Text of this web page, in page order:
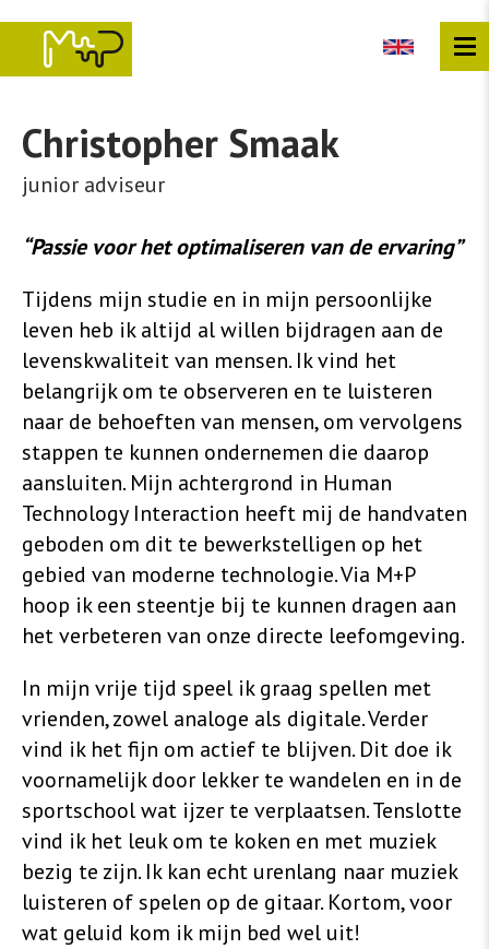
de
Christopher Smaak
junior adviseur
“Passie voor het optimaliseren van de ervaring”
Tijdens mijn studie en in mijn persoonlijke
leven heb ik altijd al willen bijdragen aan de
levenskwaliteit van mensen. Ik vind het
belangrijk om te observeren en te luisteren
naar de behoeften van mensen, om vervolgens
stappen te kunnen ondernemen die daarop
aansluiten. Mijn achtergrond in Human
Technology Interaction heeft mij de handvaten
geboden om dit te bewerkstelligen op het
gebied van moderne technologie. Via M+P
hoop ik een steentje bij te kunnen dragen aan
het verbeteren van onze directe leefomgeving.
In mijn vrije tijd speel ik graag spellen met
vrienden, zowel analoge als digitale. Verder
vind ik het fijn om actief te blijven. Dit doe ik
voornamelijk door lekker te wandelen en in de
sportschool wat ijzer te verplaatsen. Tenslotte
vind ik het leuk om te koken en met muziek
bezig te zijn. Ik kan echt urenlang naar muziek
luisteren of spelen op de gitaar. Kortom, voor
wat geluid kom ik mijn bed wel uit!